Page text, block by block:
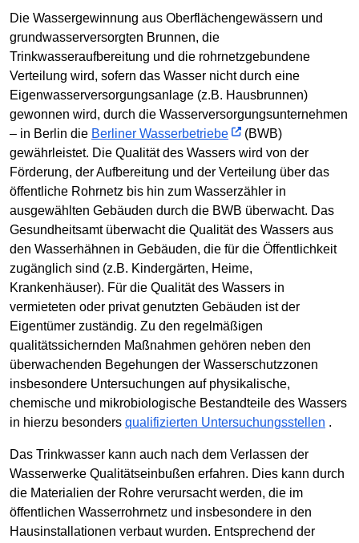
Die Wassergewinnung aus Oberflächengewässern und
grundwasserversorgten Brunnen, die
Trinkwasseraufbereitung und die rohrnetzgebundene
Verteilung wird, sofern das Wasser nicht durch eine
Eigenwasserversorgungsanlage (z.B. Hausbrunnen)
gewonnen wird, durch die Wasserversorgungsunternehmen
– in Berlin die Berliner Wasserbetriebe
(BWB)
gewährleistet. Die Qualität des Wassers wird von der
Förderung, der Aufbereitung und der Verteilung über das
öffentliche Rohrnetz bis hin zum Wasserzähler in
ausgewählten Gebäuden durch die BWB überwacht. Das
Gesundheitsamt überwacht die Qualität des Wassers aus
den Wasserhähnen in Gebäuden, die für die Öffentlichkeit
zugänglich sind (z.B. Kindergärten, Heime,
Krankenhäuser). Für die Qualität des Wassers in
vermieteten oder privat genutzten Gebäuden ist der
Eigentümer zuständig. Zu den regelmäßigen
qualitätssichernden Maßnahmen gehören neben den
überwachenden Begehungen der Wasserschutzzonen
insbesondere Untersuchungen auf physikalische,
chemische und mikrobiologische Bestandteile des Wassers
in hierzu besonders qualifizierten Untersuchungsstellen .
Das Trinkwasser kann auch nach dem Verlassen der
Wasserwerke Qualitätseinbußen erfahren. Dies kann durch
die Materialien der Rohre verursacht werden, die im
öffentlichen Wasserrohrnetz und insbesondere in den
Hausinstallationen verbaut wurden. Entsprechend der